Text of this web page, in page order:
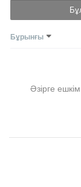
Бұрынғы
Әзірге